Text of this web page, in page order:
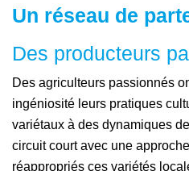
Un réseau de
Des producteurs
Des agriculteurs passionnés
ingéniosité leurs pratiques
variétaux à des dynamiques
circuit court avec une
réappropriés ces variétés